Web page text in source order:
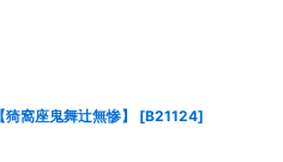
窩座鬼舞辻無惨】 [B21124]